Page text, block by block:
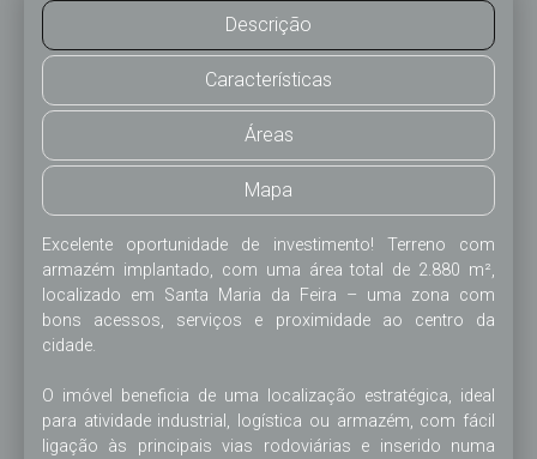
Descrição
Características
Áreas
Mapa
Excelente oportunidade de investimento! Terreno com
armazém implantado, com uma área total de 2.880 m²,
localizado em Santa Maria da Feira – uma zona com
bons acessos, serviços e proximidade ao centro da
cidade.
O imóvel beneficia de uma localização estratégica, ideal
para atividade industrial, logística ou armazém, com fácil
ligação às principais vias rodoviárias e inserido numa